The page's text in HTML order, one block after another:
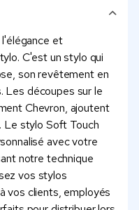
et
C'est un stylo qui
son revêtement en
Les découpes sur le
Chevron, ajoutent
Le stylo Soft Touch
avec votre
notre technique
vos stylos
vos clients, employés